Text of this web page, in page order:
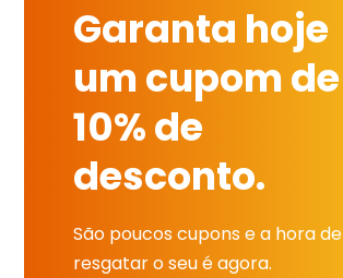
Garanta hoje
um cupom de
10% de
desconto.
São poucos cupons e a hora de
resgatar o seu é agora.